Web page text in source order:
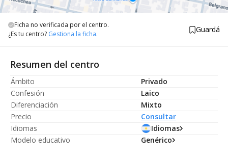
Ficha no verificada por el centro.
¿Es tu centro? Gestiona la ficha. Guardá
Resumen del centro
Ámbito
Privado
Confesión
Laico
Diferenciación
Mixto
Precio
Consultar
Idiomas
Idiomas
Modelo educativo
Genérico